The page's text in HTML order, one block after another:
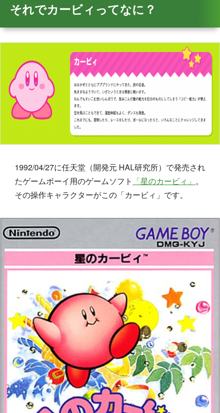
それでカービィってなに？
1992/04/27に任天堂（開発元 HAL研究所）で発売され
たゲームボーイ用のゲームソフト 「星のカービィ」 。
その操作キャラクターがこの「カービィ」です。